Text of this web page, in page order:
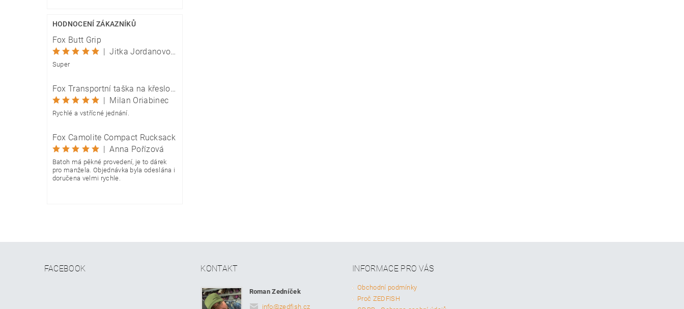
HODNOCENÍ ZÁKAZNÍKŮ
Fox Butt Grip
|
Jitka Jordanovová
Super
Fox Transportní taška na křeslo Camolite Chair Bag
| Milan Oriabinec
Rychlé a vstřícné jednání.
Fox Camolite Compact Rucksack
| Anna Pořízová
Batoh má pěkné provedení, je to dárek
pro manžela. Objednávka byla odeslána i
doručena velmi rychle.
FACEBOOK KONTAKT
Roman Zedníček
info@zedfish.cz
INFORMACE PRO VÁS
Obchodní podmínky
Proč ZEDFISH